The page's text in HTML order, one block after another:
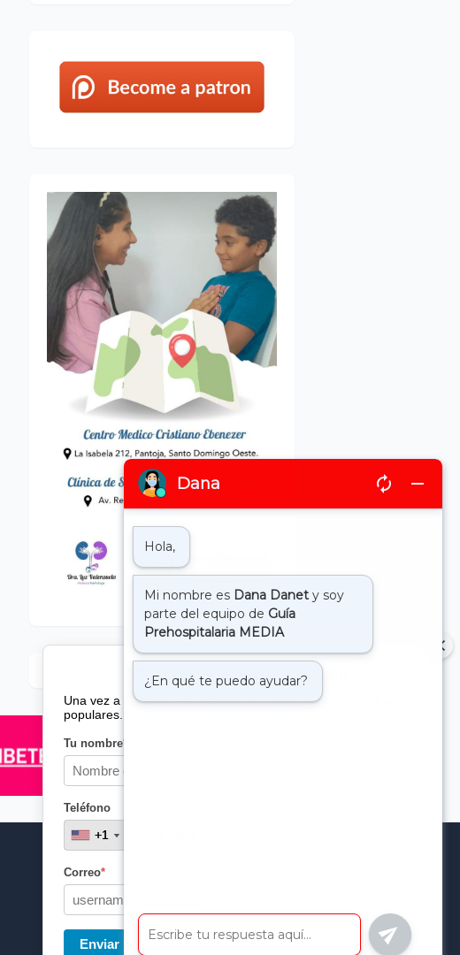
Suscribete a nuestro boletin
Una vez a la semana enviamos un correo con los artículos más
populares.
Tu nombre*
Teléfono
+1
+1
Correo*
Enviar